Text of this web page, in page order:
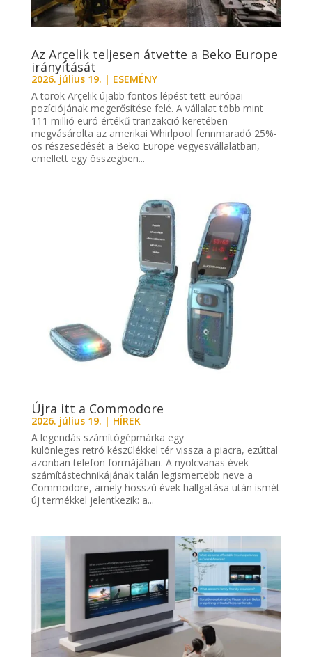
Az Arçelik teljesen átvette a Beko Europe
irányítását
2026. július 19. | ESEMÉNY
A török Arçelik újabb fontos lépést tett európai
pozíciójának megerősítése felé. A vállalat több mint
111 millió euró értékű tranzakció keretében
megvásárolta az amerikai Whirlpool fennmaradó 25%-
os részesedését a Beko Europe vegyesvállalatban,
emellett egy összegben...
Újra itt a Commodore
2026. július 19. | HÍREK
A legendás számítógépmárka egy
különleges retró készülékkel tér vissza a piacra, ezúttal
azonban telefon formájában. A nyolcvanas évek
számítástechnikájának talán legismertebb neve a
Commodore, amely hosszú évek hallgatása után ismét
új termékkel jelentkezik: a...